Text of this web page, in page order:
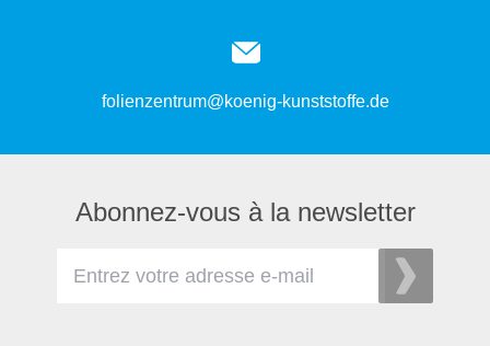
folienzentrum@koenig-kunststoffe.de
Abonnez-vous à la newsletter